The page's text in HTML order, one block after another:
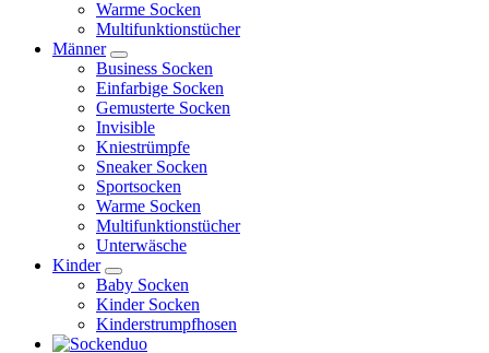
Warme Socken
Multifunktionstücher
Männer
Business Socken
Einfarbige Socken
Gemusterte Socken
Invisible
Kniestrümpfe
Sneaker Socken
Sportsocken
Warme Socken
Multifunktionstücher
Unterwäsche
Kinder
Baby Socken
Kinder Socken
Kinderstrumpfhosen